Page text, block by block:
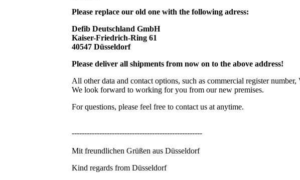
Please replace our old one with the following adress:
Defib Deutschland GmbH
Kaiser-Friedrich-Ring 61
40547 Düsseldorf
Please deliver all shipments from now on to the above address!
All other data and contact options, such as commercial register
We look forward to working for you from our new premises.
For questions, please feel free to contact us at anytime.
----------------------------------------------------
Mit freundlichen Grüßen aus Düsseldorf
Kind regards from Düsseldorf